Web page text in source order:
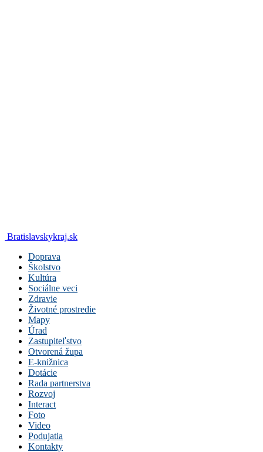
Bratislavskykraj.sk
Doprava
Školstvo
Kultúra
Sociálne veci
Zdravie
Životné prostredie
Mapy
Úrad
Zastupiteľstvo
Otvorená župa
E-knižnica
Dotácie
Rada partnerstva
Rozvoj
Interact
Foto
Video
Podujatia
Kontakty